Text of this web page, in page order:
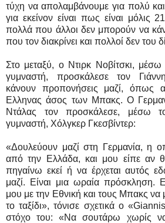
τύχη να απολαμβάνουμε για πολύ
για εκείνον είναι πως είναι μόλις
πολλά που άλλοι δεν μπορούν να
που τον διακρίνει και πολλοί δεν του
Στο μεταξύ, ο Ντιρκ Νοβίτσκι,
γυμναστή, προσκάλεσε τον
κάνουν προπονήσεις μαζί, όπως
Ελληνας άσος των Μπακς. Ο
Ντάλας τον προσκάλεσε, μέσω
γυμναστή, Χόλγκερ Γκεσβίντερ:
«Δουλεύουν μαζί στη Γερμανία, η
από την Ελλάδα, και μου είπε
πηγαίνω εκεί ή να έρχεται αυτός
μαζί. Είναι μια ωραία πρόσκληση.
μου με την Εθνική και τους Μπακς να
το ταξίδι», τόνισε σχετικά ο
στόχο του: «Να σουτάρω χωρίς